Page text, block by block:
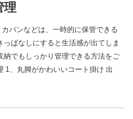
理
バンなどは、一時的に保管できる
ぱなしにすると生活感が出てしま
でもしっかり管理できる方法をご
1、丸脚がかわいいコート掛け 出